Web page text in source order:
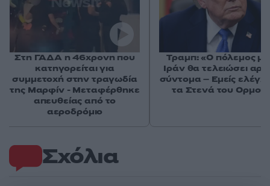
Σχόλια
Στη ΓΑΔΑ η 46χρονη που
κατηγορείται για
συμμετοχή στην τραγωδία
της Μαρφίν - Μεταφέρθηκε
απευθείας από το
αεροδρόμιο
Τραμπ: «Ο πόλεμος με
Ιράν θα τελειώσει
σύντομα – Εμείς
τα Στενά του